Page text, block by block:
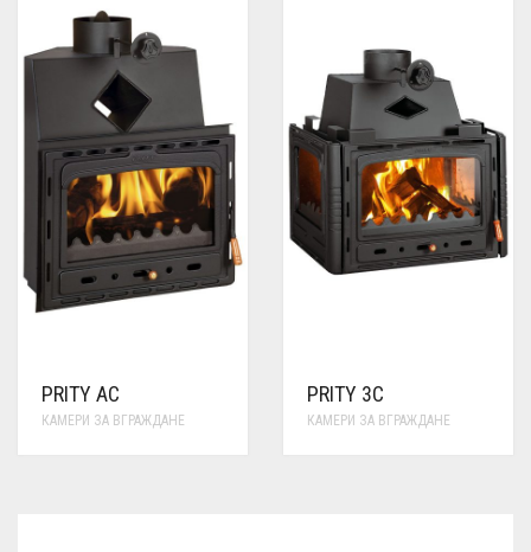
PRITY AC
КАМЕРИ ЗА ВГРАЖДАНЕ
PRITY 3C
КАМЕРИ ЗА ВГРАЖДАНЕ